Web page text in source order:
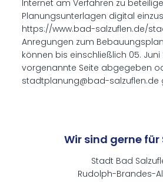
Internet am Verfahren zu
Planungsunterlagen digital
https://www.bad-salzuflen.de/
Anregungen zum
können bis einschließlich 05. Juni
vorgenannte Seite abgegeben
stadtplanung@bad-salzuflen.de
Wir sind gerne für
Stadt Bad
Rudolph-Brandes-